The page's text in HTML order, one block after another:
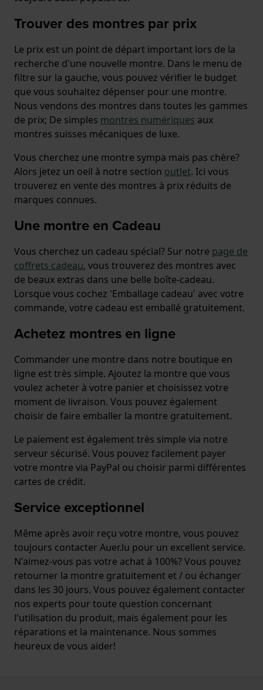
Trouver des montres par prix
Le prix est un point de départ important lors de la
recherche d'une nouvelle montre. Dans le menu de
filtre sur la gauche, vous pouvez vérifier le budget
que vous souhaitez dépenser pour une montre.
Nous vendons des montres dans toutes les gammes
de prix; De simples montres numériques aux
montres suisses mécaniques de luxe.
Vous cherchez une montre sympa mais pas chère?
Alors jetez un oeil à notre section outlet. Ici vous
trouverez en vente des montres à prix réduits de
marques connues.
Une montre en Cadeau
Vous cherchez un cadeau spécial? Sur notre page de
coffrets cadeau, vous trouverez des montres avec
de beaux extras dans une belle boîte-cadeau.
Lorsque vous cochez 'Emballage cadeau' avec votre
commande, votre cadeau est emballé gratuitement.
Achetez montres en ligne
Commander une montre dans notre boutique en
ligne est très simple. Ajoutez la montre que vous
voulez acheter à votre panier et choisissez votre
moment de livraison. Vous pouvez également
choisir de faire emballer la montre gratuitement.
Le paiement est également très simple via notre
serveur sécurisé. Vous pouvez facilement payer
votre montre via PayPal ou choisir parmi différentes
cartes de crédit.
Service exceptionnel
Même après avoir reçu votre montre, vous pouvez
toujours contacter Auer.lu pour un excellent service.
N'aimez-vous pas votre achat à 100%? Vous pouvez
retourner la montre gratuitement et / ou échanger
dans les 30 jours. Vous pouvez également contacter
nos experts pour toute question concernant
l'utilisation du produit, mais également pour les
réparations et la maintenance. Nous sommes
heureux de vous aider!